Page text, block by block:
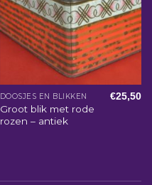
DOOSJES EN BLIKKEN
Groot blik met rode
rozen – antiek
€25,50